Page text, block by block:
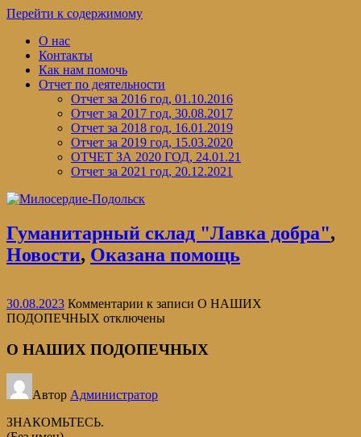
Перейти к содержимому
О нас
Контакты
Как нам помочь
Отчет по деятельности
Отчет за 2016 год, 01.10.2016
Отчет за 2017 год, 30.08.2017
Отчет за 2018 год, 16.01.2019
Отчет за 2019 год, 15.03.2020
ОТЧЕТ ЗА 2020 ГОД, 24.01.21
Отчет за 2021 год, 20.12.2021
Гуманитарный склад "Лавка добра",
Новости, Оказана помощь
30.08.2023 Комментарии к записи О НАШИХ
ПОДОПЕЧНЫХ отключены
О НАШИХ ПОДОПЕЧНЫХ
Автор Администратор
ЗНАКОМЬТЕСЬ.